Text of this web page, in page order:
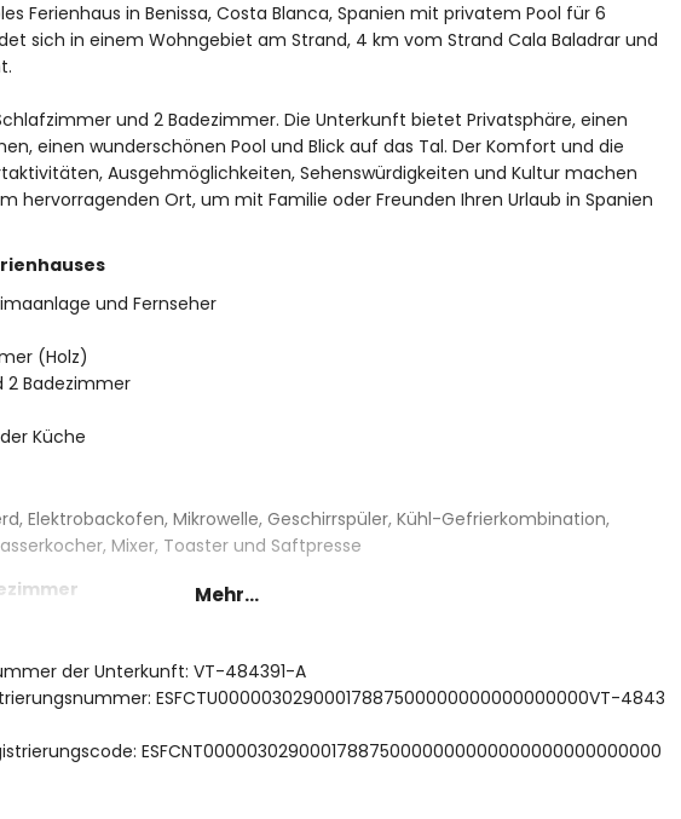
Ferienhaus in Benissa, Costa Blanca, Spanien mit privatem Pool für 6
sich in einem Wohngebiet am Strand, 4 km vom Strand Cala Baladrar und
und 2 Badezimmer. Die Unterkunft bietet Privatsphäre, einen
einen wunderschönen Pool und Blick auf das Tal. Der Komfort und die
Ausgehmöglichkeiten, Sehenswürdigkeiten und Kultur machen
hervorragenden Ort, um mit Familie oder Freunden Ihren Urlaub in Spanien
und Fernseher
(Holz)
2 Badezimmer
Küche
Elektrobackofen, Mikrowelle, Geschirrspüler, Kühl-Gefrierkombination,
Mixer, Toaster und Saftpresse
2 Einzelbetten und Ventilator
mit Einzeltischwaschbecken, Badewannen-/Duschkombination und Toilette
Mehr...
der Unterkunft: VT-484391-A
ESFCTU00000302900017887500000000000000000VT-4843
ESFCNT0000030290001788750000000000000000000000000